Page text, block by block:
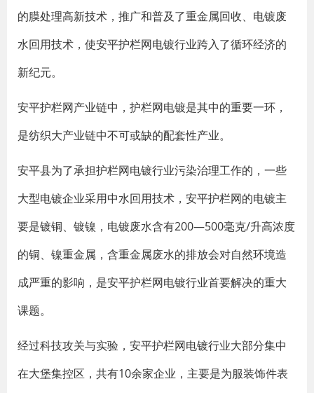
的膜处理高新技术，推广和普及了重金属回收、电镀废
水回用技术，使安平护栏网电镀行业跨入了循环经济的
新纪元。
安平护栏网产业链中，护栏网电镀是其中的重要一环，
是纺织大产业链中不可或缺的配套性产业。
安平县为了承担护栏网电镀行业污染治理工作的，一些
大型电镀企业采用中水回用技术，安平护栏网的电镀主
要是镀铜、镀镍，电镀废水含有200—500毫克/升高浓度
的铜、镍重金属，含重金属废水的排放会对自然环境造
成严重的影响，是安平护栏网电镀行业首要解决的重大
课题。
经过科技攻关与实验，安平护栏网电镀行业大部分集中
在大堡集控区，共有10余家企业，主要是为服装饰件表